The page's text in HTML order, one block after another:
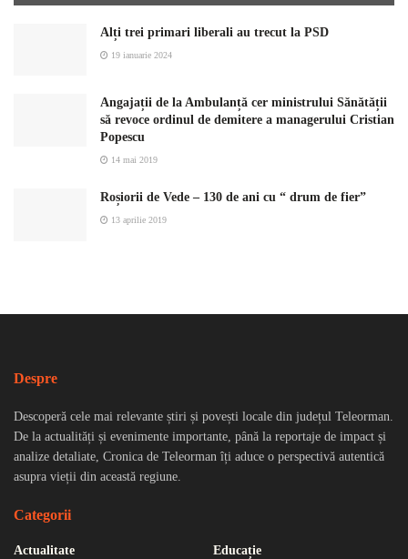
Alți trei primari liberali au trecut la PSD
19 ianuarie 2024
Angajații de la Ambulanță cer ministrului Sănătății
să revoce ordinul de demitere a managerului Cristian
Popescu
14 mai 2019
Roșiorii de Vede – 130 de ani cu “ drum de fier”
13 aprilie 2019
Despre
Descoperă cele mai relevante știri și povești locale din județul Teleorman.
De la actualități și evenimente importante, până la reportaje de impact și
analize detaliate, Cronica de Teleorman îți aduce o perspectivă autentică
asupra vieții din această regiune.
Categorii
Actualitate
Educație